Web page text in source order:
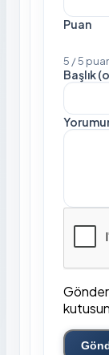
Puan
5 / 5
Başlık